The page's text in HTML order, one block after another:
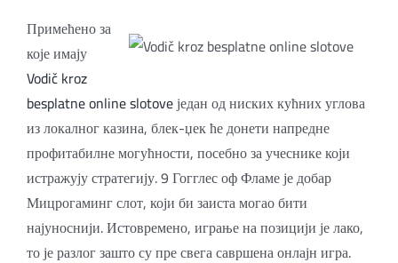
Примећено за
које имају
Vodič kroz
besplatne online slotoveједан од ниских кућних углова
из локалног казина, блек-џек ће донети напредне
профитабилне могућности, посебно за учеснике који
истражују стратегију. 9 Гогглес оф Фламе је добар
Мицрогаминг слот, који би заиста могао бити
најуноснији. Истовремено, играње на позицији је лако,
то је разлог зашто су пре свега савршена онлајн игра.